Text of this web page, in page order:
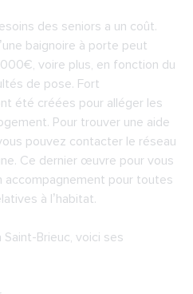
des seniors a un coût.
baignoire à porte peut
voire plus, en fonction du
de pose. Fort
été créées pour alléger les
Pour trouver une aide
pouvez contacter le réseau
Ce dernier œuvre pour vous
accompagnement pour toutes
à l’habitat.
Brieuc, voici ses